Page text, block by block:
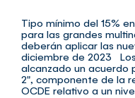
Tipo mínimo del 15%
para las grandes
deberán aplicar las
diciembre de 2023
alcanzado un acuerdo
2", componente de la
OCDE relativo a un